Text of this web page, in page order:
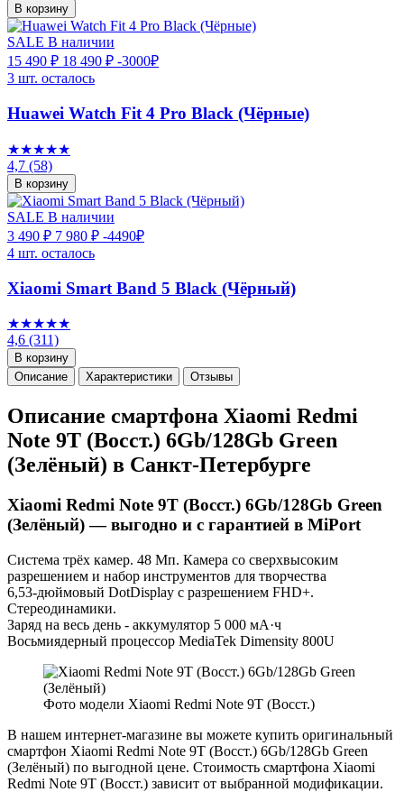
В корзину
SALE В наличии
15 490 ₽ 18 490 ₽ -3000₽
3 шт. осталось
Huawei Watch Fit 4 Pro Black (Чёрные)
★★★★★
4,7 (58)
В корзину
SALE В наличии
3 490 ₽ 7 980 ₽ -4490₽
4 шт. осталось
Xiaomi Smart Band 5 Black (Чёрный)
★★★★★
4,6 (311)
В корзину
Описание
Характеристики Отзывы
Описание смартфона Xiaomi Redmi
Note 9T (Восст.) 6Gb/128Gb Green
(Зелёный) в Санкт-Петербурге
Xiaomi Redmi Note 9T (Восст.) 6Gb/128Gb Green
(Зелёный) — выгодно и с гарантией в MiPort
Система трёх камер. 48 Мп. Камера со сверхвысоким
разрешением и набор инструментов для творчества
6,53-дюймовый DotDisplay с разрешением FHD+.
Стереодинамики.
Заряд на весь день - аккумулятор 5 000 мА·ч
Восьмиядерный процессор MediaTek Dimensity 800U
Фото модели Xiaomi Redmi Note 9T (Восст.)
В нашем интернет-магазине вы можете купить оригинальный
смартфон Xiaomi Redmi Note 9T (Восст.) 6Gb/128Gb Green
(Зелёный) по выгодной цене. Стоимость смартфона Xiaomi
Redmi Note 9T (Восст.) зависит от выбранной модификации.